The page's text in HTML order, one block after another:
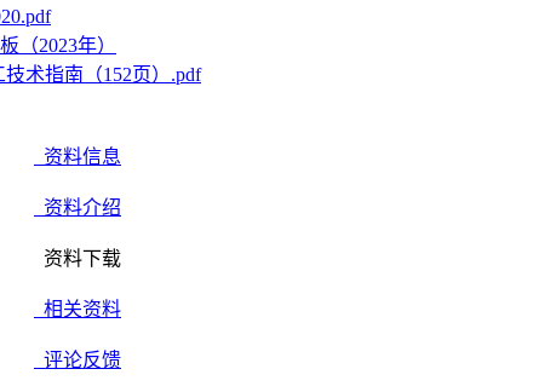
（2023年）
术指南（152页）.pdf
资料信息
资料介绍
资料下载
相关资料
评论反馈